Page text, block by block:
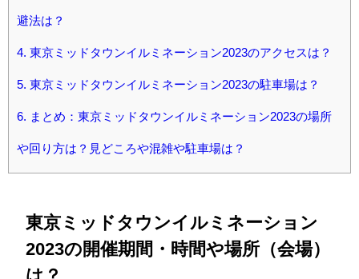
避法は？
4. 東京ミッドタウンイルミネーション2023のアクセスは？
5. 東京ミッドタウンイルミネーション2023の駐車場は？
6. まとめ：東京ミッドタウンイルミネーション2023の場所
や回り方は？見どころや混雑や駐車場は？
東京ミッドタウンイルミネーション
2023の開催期間・時間や場所（会場）
は？